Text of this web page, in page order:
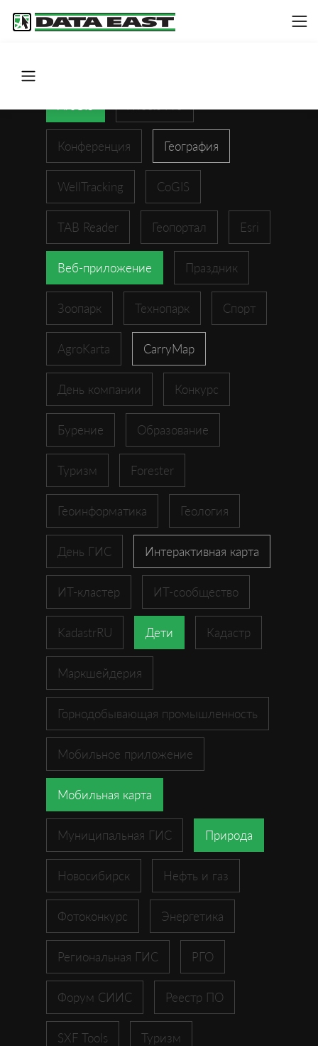
Конференция География
WellTracking CoGIS
TAB Reader Геопортал Esri
Веб-приложение Праздник
Зоопарк Технопарк Спорт
AgroKarta CarryMap
День компании Конкурс
Бурение Образование
Туризм Forester
Геоинформатика Геология
День ГИС Интерактивная карта
ИТ-кластер ИТ-сообщество
KadastrRU Дети Кадастр
Маркшейдерия
Горнодобывающая промышленность
Мобильное приложение
Мобильная карта
Муниципальная ГИС Природа
Новосибирск Нефть и газ
Фотоконкурс Энергетика
Региональная ГИС РГО
Форум СИИС Реестр ПО
SXF Tools Туризм